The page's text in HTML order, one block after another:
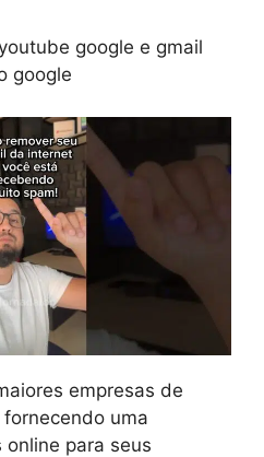
google e gmail
google
empresas de
uma
para seus